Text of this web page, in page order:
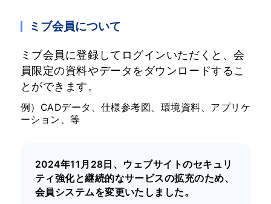
ミブ会員について
ミブ会員に登録してログインいただくと、会
員限定の資料やデータをダウンロードするこ
とができます。
例）CADデータ、仕様参考図、環境資料、アプリケ
ーション、等
2024年11月28日、ウェブサイトのセキュリ
ティ強化と継続的なサービスの拡充のため、
会員システムを変更いたしました。